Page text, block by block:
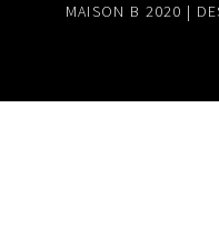
MAISON B 2020 |